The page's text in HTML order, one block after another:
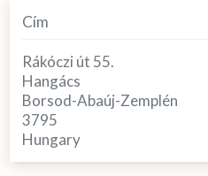
Cím
Rákóczi út 55.
Hangács
Borsod-Abaúj-Zemplén
3795
Hungary